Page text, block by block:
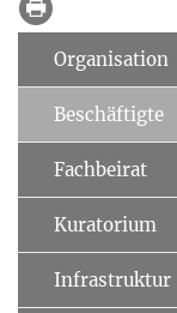
Organisation
Beschäftigte
Fachbeirat
Kuratorium
Infrastruktur